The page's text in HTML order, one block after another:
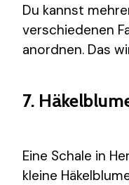
Du kannst
verschiedenen
anordnen. Das
7.
Eine Schale in
kleine